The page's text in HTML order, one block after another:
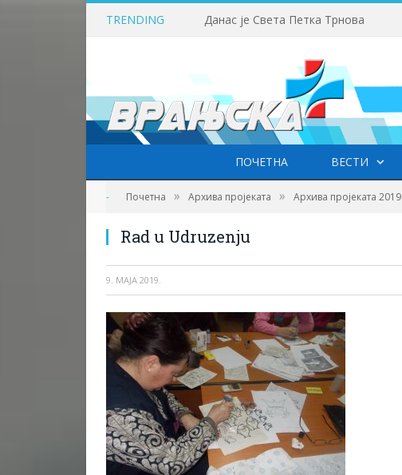
TRENDING Данас је Света Петка Трнова
ПОЧЕТНА ВЕСТИ
- Почетна » Архива пројеката » Архива пројеката 2019
Фото: Удружење МС Пчињског округа
Rad u Udruzenju
9. МАЈА 2019.